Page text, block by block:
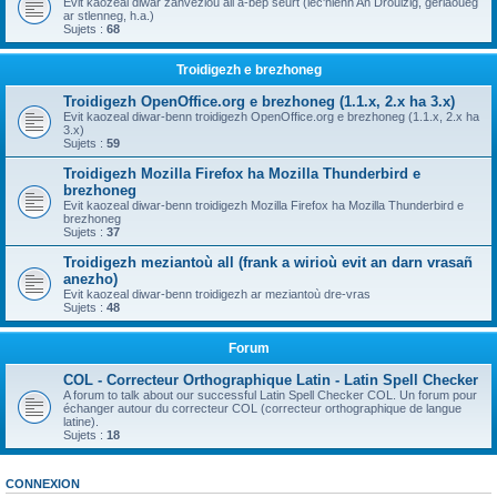
ar stlenneg, h.a.)
Sujets : 68
Troidigezh e brezhoneg
Troidigezh OpenOffice.org e brezhoneg (1.1.x, 2.x ha 3.x)
Evit kaozeal diwar-benn troidigezh OpenOffice.org e brezhoneg (1.1.x, 2.x ha
3.x)
Sujets : 59
Troidigezh Mozilla Firefox ha Mozilla Thunderbird e
brezhoneg
Evit kaozeal diwar-benn troidigezh Mozilla Firefox ha Mozilla Thunderbird e
brezhoneg
Sujets : 37
Troidigezh meziantoù all (frank a wirioù evit an darn vrasañ
anezho)
Evit kaozeal diwar-benn troidigezh ar meziantoù dre-vras
Sujets : 48
Forum
COL - Correcteur Orthographique Latin - Latin Spell Checker
A forum to talk about our successful Latin Spell Checker COL. Un forum pour
échanger autour du correcteur COL (correcteur orthographique de langue
latine).
Sujets : 18
CONNEXION